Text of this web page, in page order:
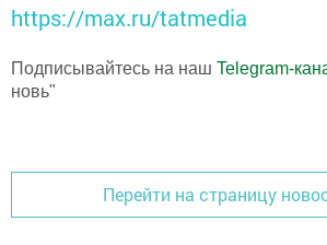
https://max.ru/tatmedia
Подписывайтесь на наш Telegram-
новь"
Перейти на страницу